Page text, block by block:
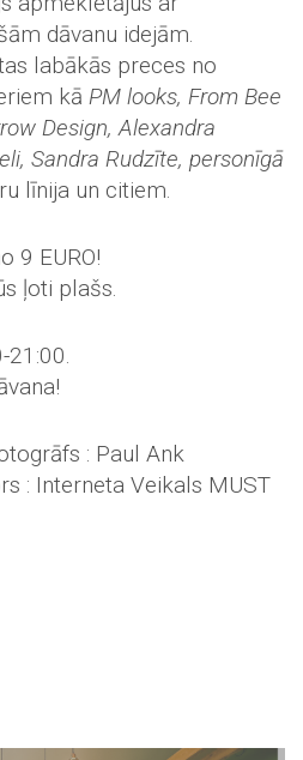
dāvanu idejām.
labākās preces no
kā PM looks, From Bee
Design, Alexandra
Sandra Rudzīte, personīgā
līnija un citiem.
9 EURO!
ļoti plašs.
21:00.
: Paul Ank
: Interneta Veikals MUST